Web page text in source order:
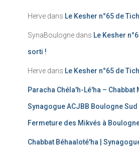
Herve dans Le Kesher n°65 de
SynaBoulogne dans Le Kesher
sorti !
Herve dans Le Kesher n°65 de
Paracha Chéla'h-Lé'ha – Chabbat
Synagogue ACJBB Boulogne Sud
Fermeture des Mikvés à
Chabbat Béhaaloté'ha |